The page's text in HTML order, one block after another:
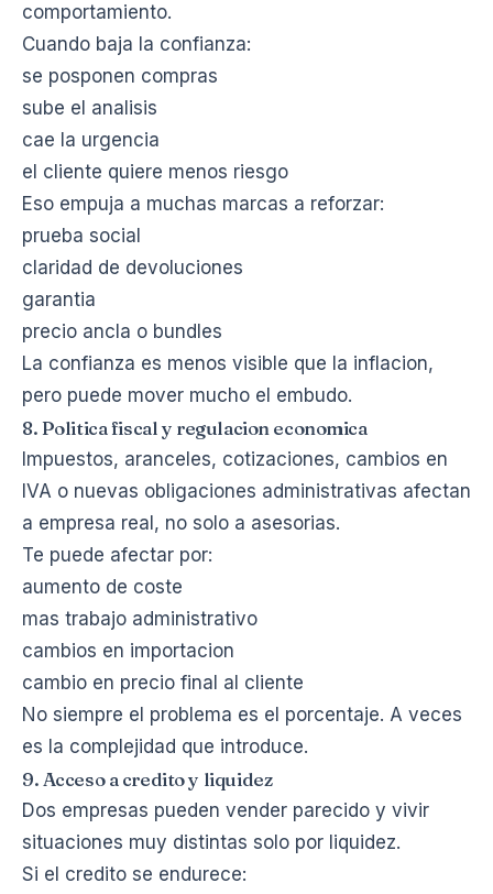
comportamiento.
Cuando baja la confianza:
se posponen compras
sube el analisis
cae la urgencia
el cliente quiere menos riesgo
Eso empuja a muchas marcas a reforzar:
prueba social
claridad de devoluciones
garantia
precio ancla o bundles
La confianza es menos visible que la inflacion,
pero puede mover mucho el embudo.
8. Politica fiscal y regulacion economica
Impuestos, aranceles, cotizaciones, cambios en
IVA o nuevas obligaciones administrativas afectan
a empresa real, no solo a asesorias.
Te puede afectar por:
aumento de coste
mas trabajo administrativo
cambios en importacion
cambio en precio final al cliente
No siempre el problema es el porcentaje. A veces
es la complejidad que introduce.
9. Acceso a credito y liquidez
Dos empresas pueden vender parecido y vivir
situaciones muy distintas solo por liquidez.
Si el credito se endurece: